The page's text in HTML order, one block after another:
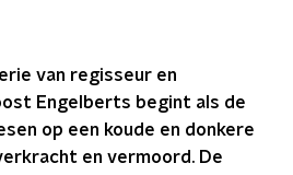
van regisseur en
Engelberts begint als de
op een koude en donkere
en vermoord. De